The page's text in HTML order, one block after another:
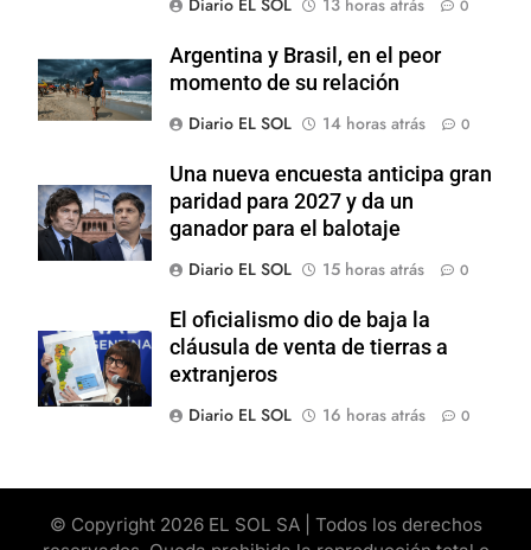
Diario EL SOL
13 horas atrás 0
Argentina y Brasil, en el peor
momento de su relación
Diario EL SOL
14 horas atrás 0
Una nueva encuesta anticipa gran
paridad para 2027 y da un
ganador para el balotaje
Diario EL SOL
15 horas atrás 0
El oficialismo dio de baja la
cláusula de venta de tierras a
extranjeros
Diario EL SOL
16 horas atrás 0
© Copyright 2026 EL SOL SA | Todos los derechos